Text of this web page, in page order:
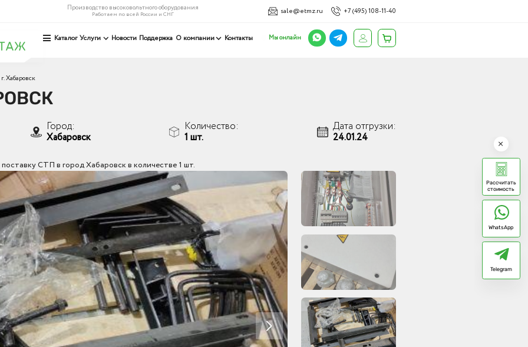
Производство высоковольтного оборудования
Работаем по всей России и СНГ sale@etmz.ru +7 (495) 108-11-40
Каталог Услуги Новости Поддержка О компании Контакты Мы онлайн
Хабаровск
Город:
Хабаровск
Количество:
1 шт.
Дата отгрузки:
24.01.24
СТП в город Хабаровск в количестве 1 шт.
Рассчитать
стоимость
WhatsApp
Telegram